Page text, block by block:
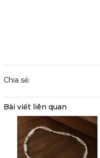
Chia sẻ:
Bài viết liên quan